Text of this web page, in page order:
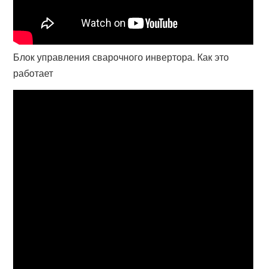
Блок управления сварочного инвертора. Как это
работает